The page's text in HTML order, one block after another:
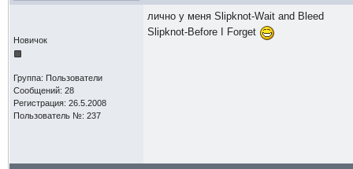
Новичок
Группа: Пользователи
Сообщений: 28
Регистрация: 26.5.2008
Пользователь №: 237
лично у меня Slipknot-Wait and Bleed
Slipknot-Before I Forget